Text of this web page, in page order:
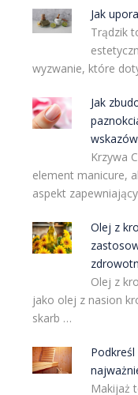
Jak
Trądzik
wyzwanie, które
Jak
Krzywa
element manicure,
aspekt
Olej z
Olej z
jako olej z nasion
skarb …
Makijaż